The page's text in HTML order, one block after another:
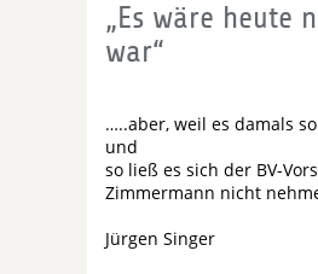
„Es wäre heute
war“
…..aber, weil es damals
und
so ließ es sich der BV-
Zimmermann nicht
Jürgen Singer